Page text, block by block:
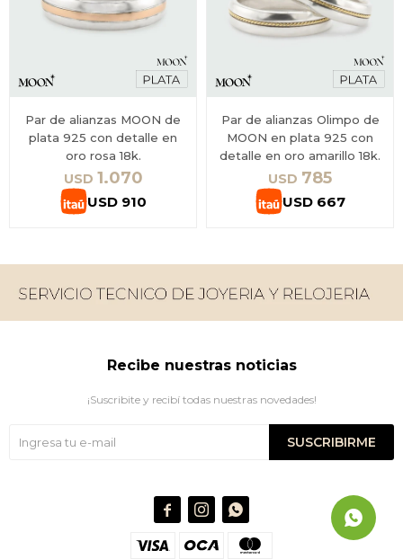
Par de alianzas MOON de
plata 925 con detalle en
oro rosa 18k.
USD 1.070
USD 910
Par de alianzas Olimpo de
MOON en plata 925 con
detalle en oro amarillo 18k.
USD 785
USD 667
Recibe nuestras noticias
¡Suscribite y recibí todas nuestras novedades!
SUSCRIBIRME
  